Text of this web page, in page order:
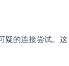
疑的连接尝试。这